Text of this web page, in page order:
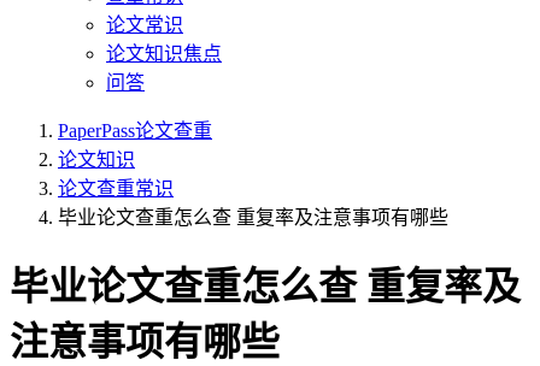
论文常识
论文知识焦点
问答
PaperPass论文查重
论文知识
论文查重常识
毕业论文查重怎么查 重复率及注意事项有哪些
毕业论文查重怎么查 重复率及
注意事项有哪些